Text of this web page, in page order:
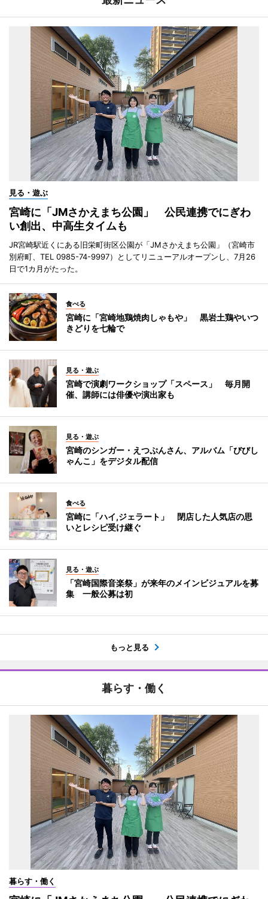
見る・遊ぶ
宮崎に「JMさかえまち公園」 公民連携でにぎわ
い創出、中高生タイムも
JR宮崎駅近くにある旧栄町街区公園が「JMさかえまち公園」（宮崎市
別府町、TEL 0985-74-9997）としてリニューアルオープンし、7月26
日で1カ月がたった。
食べる
宮崎に「宮崎地鶏焼肉しゃもや」 黒岩土鶏やいつ
きどりを七輪で
見る・遊ぶ
宮崎で演劇ワークショップ「スペース」 毎月開
催、講師には俳優や演出家も
見る・遊ぶ
宮崎のシンガー・えつぷんさん、アルバム「びびし
ゃんこ」をデジタル配信
食べる
宮崎に「ハイ,ジェラート」 閉店した人気店の思
いとレシピ受け継ぐ
見る・遊ぶ
「宮崎国際音楽祭」が来年のメインビジュアルを募
集 一般公募は初
もっと見る
暮らす・働く
暮らす・働く